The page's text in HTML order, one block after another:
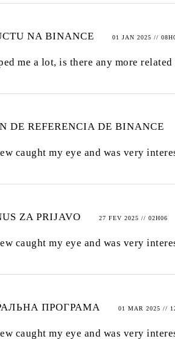
NA BINANCE 01 JAN 2025 //
me a lot, is there any more
DE REFERENCIA DE BINANCE
caught my eye and was very
ZA PRIJAVO 27 FEV 2025 // 02H06
caught my eye and was very
ПРОГРАМА 01 MAR 2025 //
caught my eye and was very